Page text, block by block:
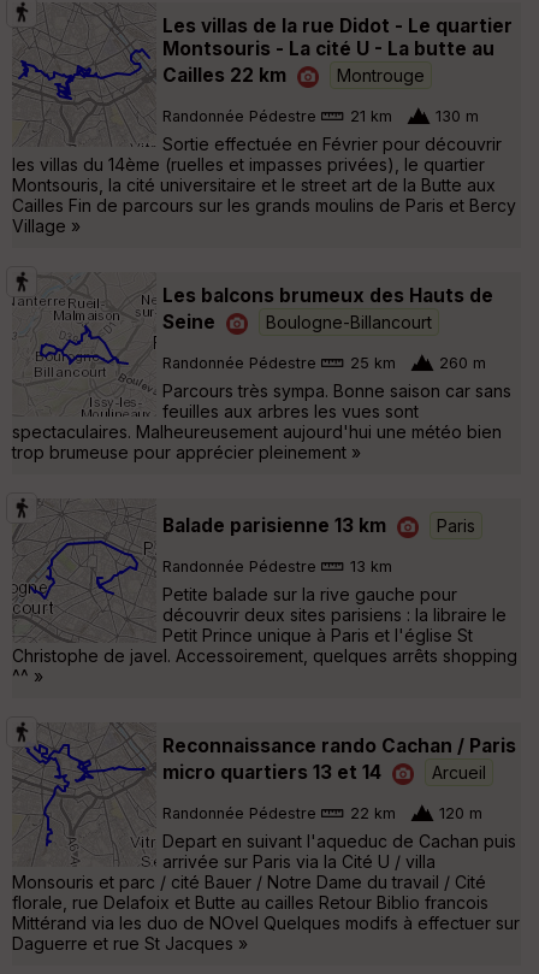
Les villas de la rue Didot - Le quartier
Montsouris - La cité U - La butte au
Cailles 22 km
Montrouge
Randonnée Pédestre 21 km 130 m
Sortie effectuée en Février pour découvrir
les villas du 14ème (ruelles et impasses privées), le quartier
Montsouris, la cité universitaire et le street art de la Butte aux
Cailles Fin de parcours sur les grands moulins de Paris et Bercy
Village »
Les balcons brumeux des Hauts de
Seine
Boulogne-Billancourt
Randonnée Pédestre 25 km 260 m
Parcours très sympa. Bonne saison car sans
feuilles aux arbres les vues sont
spectaculaires. Malheureusement aujourd'hui une météo bien
trop brumeuse pour apprécier pleinement »
Balade parisienne 13 km Paris
Randonnée Pédestre 13 km
Petite balade sur la rive gauche pour
découvrir deux sites parisiens : la libraire le
Petit Prince unique à Paris et l'église St
Christophe de javel. Accessoirement, quelques arrêts shopping
^^ »
Reconnaissance rando Cachan / Paris
micro quartiers 13 et 14
Arcueil
Randonnée Pédestre 22 km 120 m
Depart en suivant l'aqueduc de Cachan puis
arrivée sur Paris via la Cité U / villa
Monsouris et parc / cité Bauer / Notre Dame du travail / Cité
florale, rue Delafoix et Butte au cailles Retour Biblio francois
Mittérand via les duo de NOvel Quelques modifs à effectuer sur
Daguerre et rue St Jacques »